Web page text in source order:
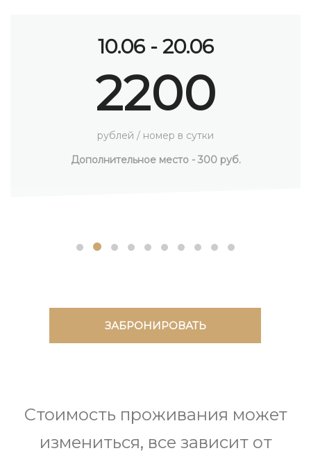
20.06 - 01.07
2800
рублей / номер в сутки
Дополнительное место - 300 руб.
ЗАБРОНИРОВАТЬ
Стоимость проживания может
измениться, все зависит от